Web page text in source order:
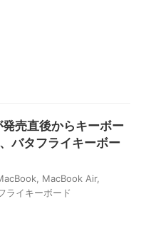
売直後からキーボー
バタフライキーボー
MacBook Air,
ライキーボード